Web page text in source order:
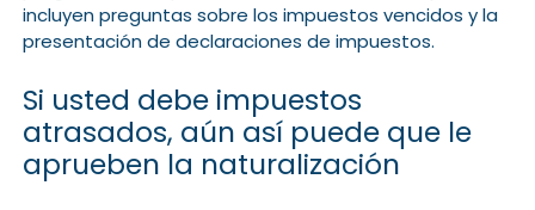
incluyen preguntas sobre los impuestos vencidos y la
presentación de declaraciones de impuestos.
Si usted debe impuestos
atrasados, aún así puede que le
aprueben la naturalización